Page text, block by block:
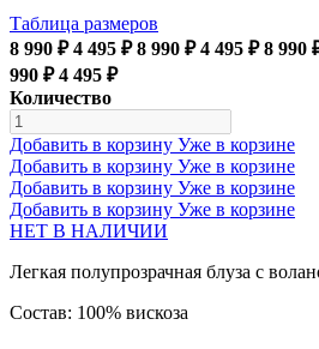
Таблица размеров
8 990 ₽ 4 495 ₽ 8 990 ₽ 4 495 ₽ 8 990
990 ₽ 4 495 ₽
Количество
Добавить в корзину Уже в корзине
Добавить в корзину Уже в корзине
Добавить в корзину Уже в корзине
Добавить в корзину Уже в корзине
НЕТ В НАЛИЧИИ
Легкая полупрозрачная блуза с
Состав: 100% вискоза